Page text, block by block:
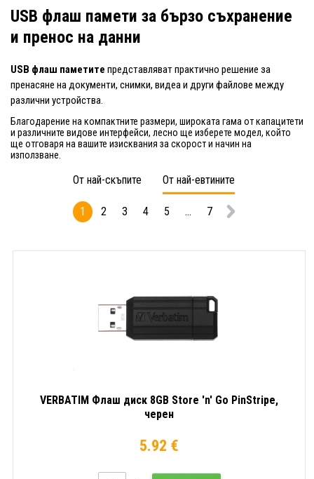
USB флаш памети за бързо съхранение
и пренос на данни
USB флаш паметите представляват практично решение за
пренасяне на документи, снимки, видеа и други файлове между
различни устройства.
Благодарение на компактните размери, широката гама от капацитети
и различните видове интерфейси, лесно ще изберете модел, който
ще отговаря на вашите изисквания за скорост и начин на
използване.
От най-скъпите От най-евтините
1 2 3 4 5 ... 7
VERBATIM Флаш диск 8GB Store 'n' Go PinStripe,
черен
5.92 €